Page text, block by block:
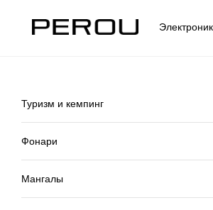
Туризм и кемпинг
Фонари
Мангалы